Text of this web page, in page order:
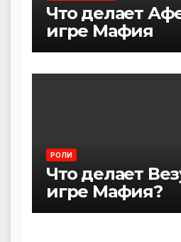
Что делает
игре Мафия
РОЛИ
Что делает
игре Мафия?